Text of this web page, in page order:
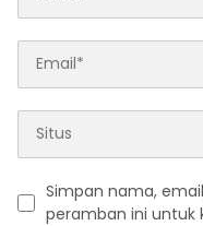
Simpan nama,
peramban ini untuk